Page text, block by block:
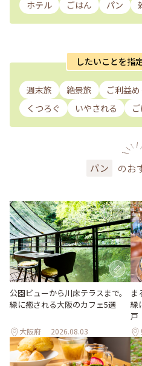
ホテル ごはん パン
したいことを指
週末旅 絶景旅 ご利益め
くつろぐ
いやされる
パン のお
公園ビューから川床テラスまで。
緑に癒される大阪のカフェ5選
大阪府 2026.08.03
ま
緑
戸